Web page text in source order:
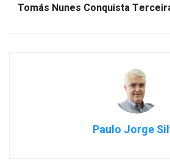
Tomás Nunes Conquista
Paulo Jorge